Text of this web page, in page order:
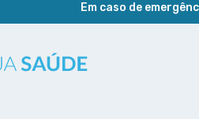
Em caso de
canal
no Instagram
no Facebook
gente no Pinterest